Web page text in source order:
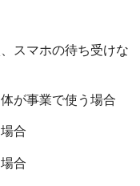
スマホの待ち受けな
が事業で使う場合
合
合